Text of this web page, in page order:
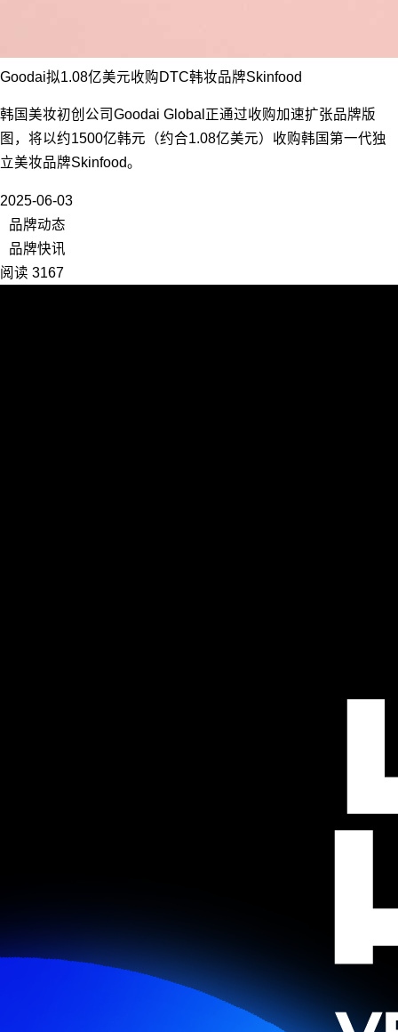
Goodai拟1.08亿美元收购DTC韩妆品牌Skinfood
韩国美妆初创公司Goodai Global正通过收购加速扩张品牌版
图，将以约1500亿韩元（约合1.08亿美元）收购韩国第一代独
立美妆品牌Skinfood。
2025-06-03
品牌动态
品牌快讯
阅读 3167